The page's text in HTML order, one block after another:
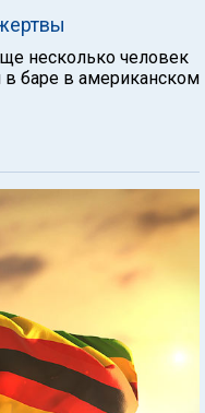
несколько человек
в баре в американском